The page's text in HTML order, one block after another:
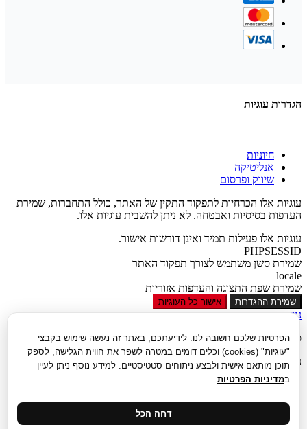
הפרטיות שלכם חשובה לנו. לידיעתכם, באתר זה נעשה שימוש בקבצי
"עוגיות" (cookies) וכלים דומים במטרה לשפר את חווית הגלישה, לספק
תוכן מותאם אישית ולבצע ניתוחים סטטיסטיים. למידע נוסף ניתן לעיין
במדיניות הפרטיות
דחה הכל
הגדרות עוגיות
חיוניות
אנליטיקה
שיווק ופרסום
עוגיות אלו הכרחיות לתפקוד התקין של האתר, כולל התחברות, שמירת
העדפות בסיסיות ואבטחה. לא ניתן להשבית עוגיות אלו.
עוגיות אלו פעילות תמיד ואינן דורשות אישור.
PHPSESSID
שמירת סשן משתמש לצורך תפקוד האתר
locale
שמירת שפת התצוגה והעדפות אזוריות
שמירת ההגדרות אישור כל העוגיות
נגישות
סגור
נגישות
הגדל טקסט